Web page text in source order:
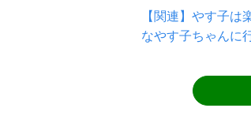
【関連】やす子
なやす子ちゃんに